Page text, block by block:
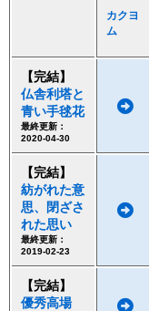
カクヨ
ム
【完結】
仏舎利塔と
青い手毬花
最終更新：
2020-04-30
【完結】
紡がれた意
思、閉ざさ
れた思い
最終更新：
2019-02-23
【完結】
優秀高場